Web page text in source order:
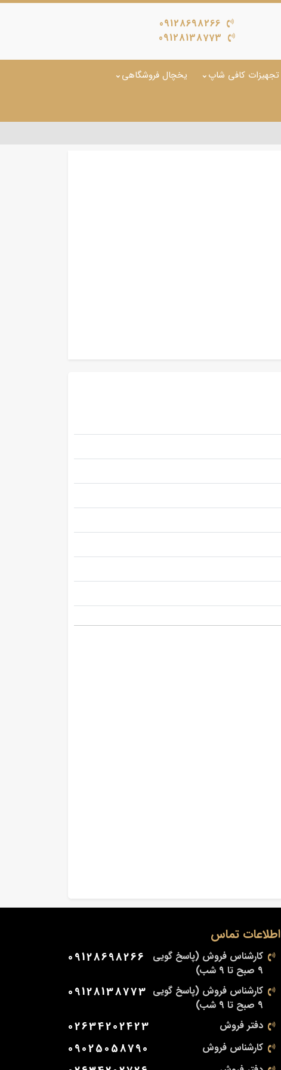
09128698266
09128138773
تجهیزات کافی شاپ یخچال فروشگاهی
اطلاعات تماس
کارشناس فروش (پاسخ گویی
9 صبح تا 9 شب)
09128698266
کارشناس فروش (پاسخ گویی
9 صبح تا 9 شب)
09128138773
دفتر فروش 02634202423
کارشناس فروش 09025058790